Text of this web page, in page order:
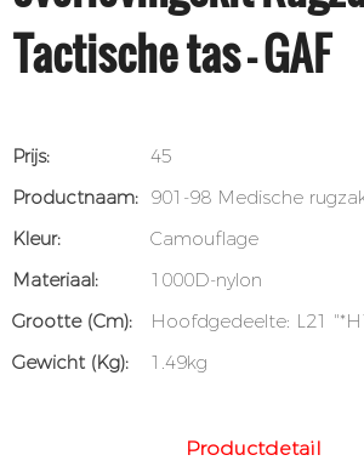
Tactische tas - GAF
Prijs:
45
Productnaam: 901-98 Medische
Kleur:
Camouflage
Materiaal:
1000D-nylon
Grootte (cm):
Hoofdgedeelte: L21
Gewicht (kg):
1.49kg
Productdetail